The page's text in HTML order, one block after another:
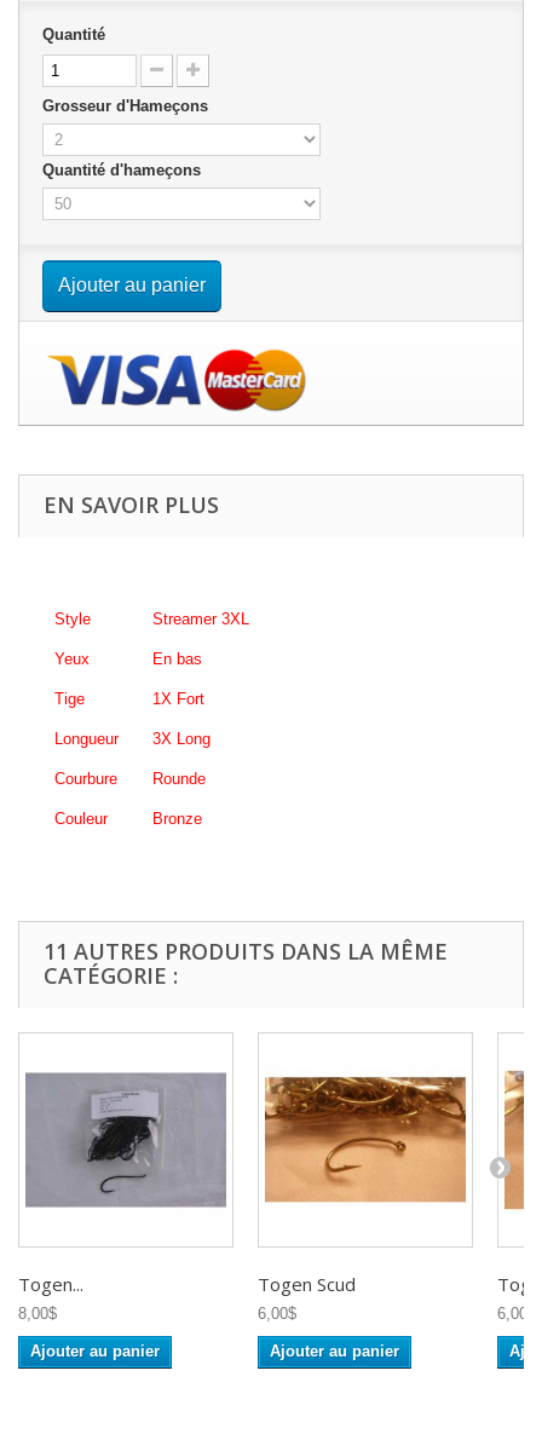
Quantité
Grosseur d'Hameçons
Quantité d'hameçons
Ajouter au panier
EN SAVOIR PLUS
Style Streamer 3XL
Yeux En bas
Tige 1X Fort
Longueur 3X Long
Courbure Rounde
Couleur Bronze
11 AUTRES PRODUITS DANS LA MÊME
CATÉGORIE :
Togen...
8,00$
Ajouter au panier
Togen Scud
6,00$
Ajouter au panier
6,00$